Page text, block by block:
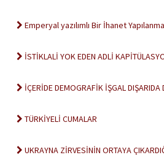
Emperyal yazılımlı Bir İhanet
İSTİKLALİ YOK EDEN ADLİ
İÇERİDE DEMOGRAFİK İŞGAL
TÜRKİYELİ CUMALAR
UKRAYNA ZİRVESİNİN ORTAYA